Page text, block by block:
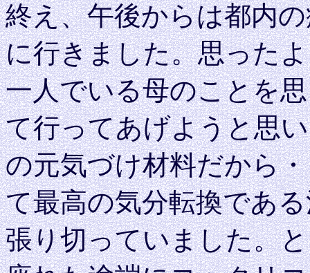
終え、午後からは都内
に行きました。思った
一人でいる母のことを
て行ってあげようと思
の元気づけ材料だから
て最高の気分転換であ
張り切っていました。